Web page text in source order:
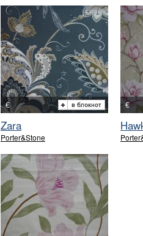
€
Zara
Porter&Stone
€